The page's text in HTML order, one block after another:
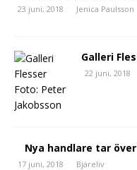
23 juni, 2018 Jenica Paulsson
Galleri
22 juni, 2018
Nya handlare tar
17 juni, 2018 Bjäreliv